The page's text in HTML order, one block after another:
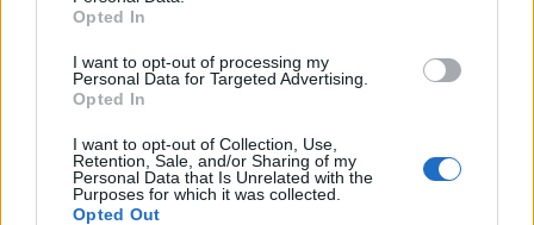
grant or deny consent to Google and its third-party tags to
consent section.
Opted In
I want to opt-out of processing my
Personal Data for Targeted Advertising.
Opted In
I want to opt-out of Collection, Use,
Retention, Sale, and/or Sharing of my
Personal Data that Is Unrelated with the
Purposes for which it was collected.
Opted Out